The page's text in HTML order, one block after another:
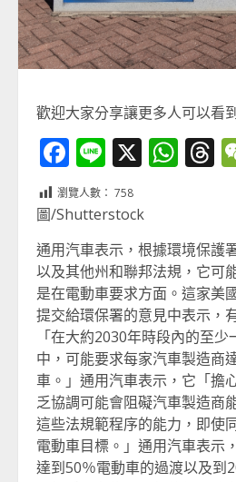
歡迎大家分享讓更多人可以看
Facebook
Line
X
瀏覽人數： 758
圖/Shutterstock
通用汽車表示，根據環境保護
以及其他州和聯邦法規，它可
是在電動車要求方面。這家美
提交給環保署的意見中表示，
「在大約2030年時段內的至
中，可能要求每家汽車製造商
車。」通用汽車表示，它「擔
乏協調可能會阻礙汽車製造商
這些法規範程序的能力，即使
電動車目標。」通用汽車表示
達到50％電動車的過渡以及到